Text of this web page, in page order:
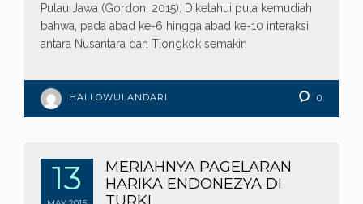
Pulau Jawa (Gordon, 2015). Diketahui pula kemudiah
bahwa, pada abad ke-6 hingga abad ke-10 interaksi
antara Nusantara dan Tiongkok semakin
HALLOWULANDARI 0
13
MERIAHNYA PAGELARAN
HARIKA ENDONEZYA DI